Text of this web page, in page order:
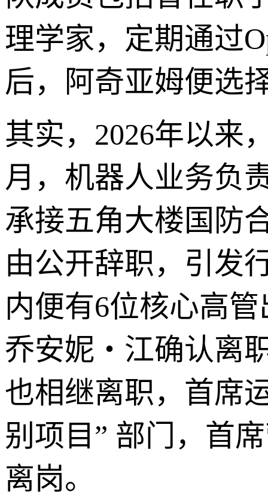
理学家，定期通过
后，阿奇亚姆便选
其实，2026年以来
月，机器人业务负
承接五角大楼国防
由公开辞职，引发
内便有6位核心高
乔安妮・江确认离
也相继离职，首席
别项目” 部门，首
离岗。